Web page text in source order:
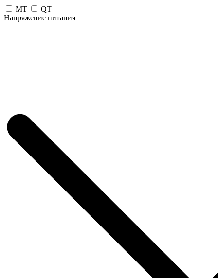
MT
QT
Напряжение питания